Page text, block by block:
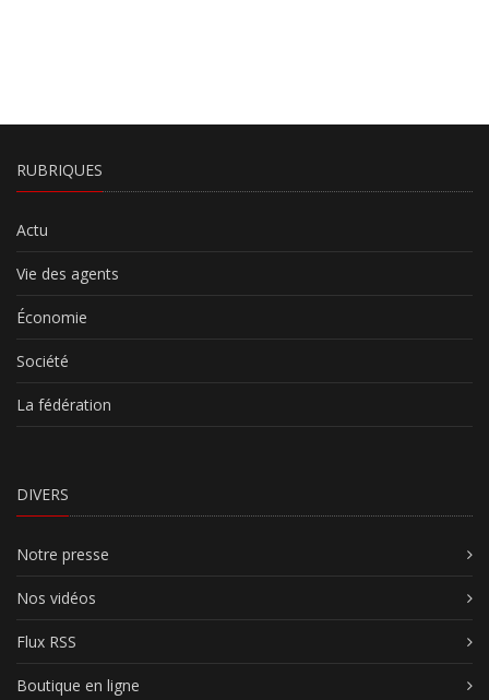
RUBRIQUES
Actu
Vie des agents
Économie
Société
La fédération
DIVERS
Notre presse
Nos vidéos
Flux RSS
Boutique en ligne